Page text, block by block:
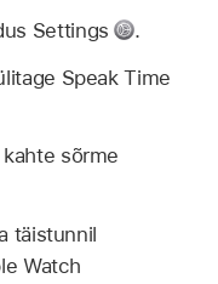
Settings
.
Speak Time
sõrme
täistunnil
Watch